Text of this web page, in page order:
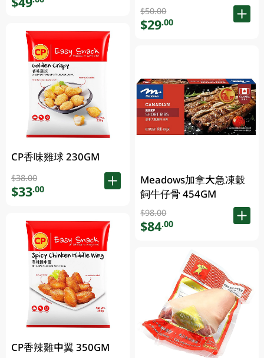
CP香味雞球 230GM
$38.00
$33.00
CP香辣雞中翼 350GM
$50.00
$29.00
Meadows加拿大急凍穀
飼牛仔骨 454GM
$98.00
$84.00